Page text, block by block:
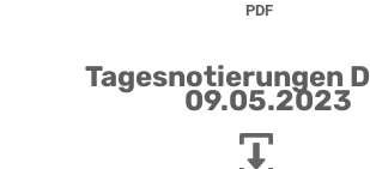
PDF
Tagesnotierungen
09.05.2023